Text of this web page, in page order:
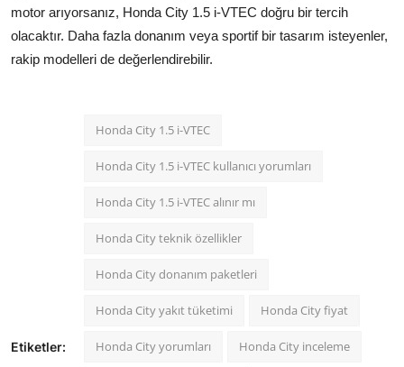
motor arıyorsanız, Honda City 1.5 i-VTEC doğru bir tercih
olacaktır. Daha fazla donanım veya sportif bir tasarım isteyenler,
rakip modelleri de değerlendirebilir.
Etiketler:
Honda City 1.5 i-VTEC
Honda City 1.5 i-VTEC kullanıcı yorumları
Honda City 1.5 i-VTEC alınır mı
Honda City teknik özellikler
Honda City donanım paketleri
Honda City yakıt tüketimi Honda City fiyat
Honda City yorumları Honda City inceleme